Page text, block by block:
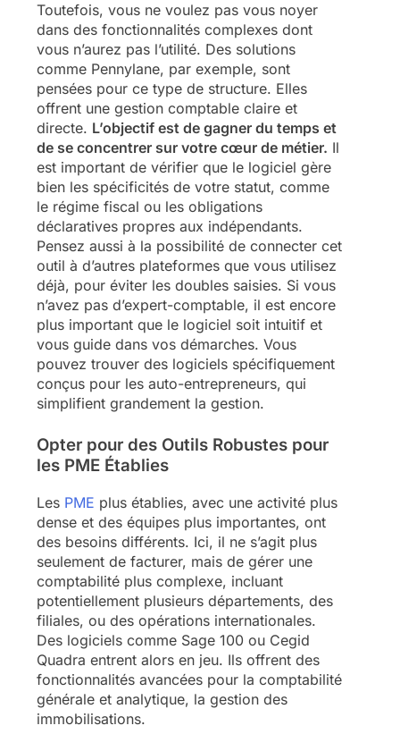
Toutefois, vous ne voulez pas vous noyer
dans des fonctionnalités complexes dont
vous n’aurez pas l’utilité. Des solutions
comme Pennylane, par exemple, sont
pensées pour ce type de structure. Elles
offrent une gestion comptable claire et
directe. L’objectif est de gagner du temps et
de se concentrer sur votre cœur de métier. Il
est important de vérifier que le logiciel gère
bien les spécificités de votre statut, comme
le régime fiscal ou les obligations
déclaratives propres aux indépendants.
Pensez aussi à la possibilité de connecter cet
outil à d’autres plateformes que vous utilisez
déjà, pour éviter les doubles saisies. Si vous
n’avez pas d’expert-comptable, il est encore
plus important que le logiciel soit intuitif et
vous guide dans vos démarches. Vous
pouvez trouver des logiciels spécifiquement
conçus pour les auto-entrepreneurs, qui
simplifient grandement la gestion.
Opter pour des Outils Robustes pour
les PME Établies
Les PME plus établies, avec une activité plus
dense et des équipes plus importantes, ont
des besoins différents. Ici, il ne s’agit plus
seulement de facturer, mais de gérer une
comptabilité plus complexe, incluant
potentiellement plusieurs départements, des
filiales, ou des opérations internationales.
Des logiciels comme Sage 100 ou Cegid
Quadra entrent alors en jeu. Ils offrent des
fonctionnalités avancées pour la comptabilité
générale et analytique, la gestion des
immobilisations.